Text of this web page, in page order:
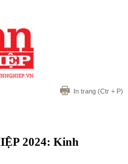
In trang (Ctr + P)
2024: Kinh